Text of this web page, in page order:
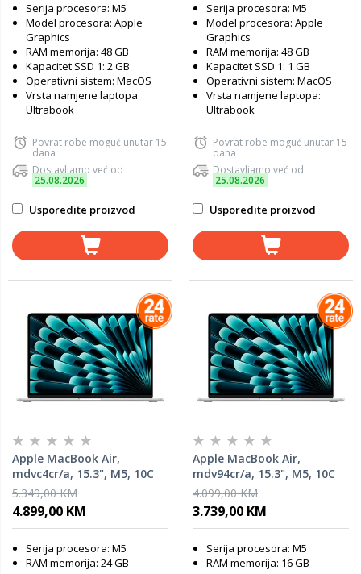
Serija procesora: M5
Model procesora: Apple
Graphics
RAM memorija: 48 GB
Kapacitet SSD 1: 2 GB
Operativni sistem: MacOS
Vrsta namjene laptopa:
Ultrabook
Povrat robe moguć unutar 15
dana
Dostavljamo već od
25.08.2026
Usporedite proizvod
Serija procesora: M5
Model procesora: Apple
Graphics
RAM memorija: 48 GB
Kapacitet SSD 1: 1 GB
Operativni sistem: MacOS
Vrsta namjene laptopa:
Ultrabook
Povrat robe moguć unutar 15
dana
Dostavljamo već od
25.08.2026
Usporedite proizvod
Apple MacBook Air,
mdvc4cr/a, 15.3", M5, 10C
GPU, 24GB RAM, 1TB SSD,
Silver, laptop
5.349,00 KM
4.899,00 KM
Serija procesora: M5
RAM memorija: 24 GB
Apple MacBook Air,
mdv94cr/a, 15.3", M5, 10C
GPU, 16GB RAM, 512GB SSD,
Silver, laptop
4.099,00 KM
3.739,00 KM
Serija procesora: M5
RAM memorija: 16 GB